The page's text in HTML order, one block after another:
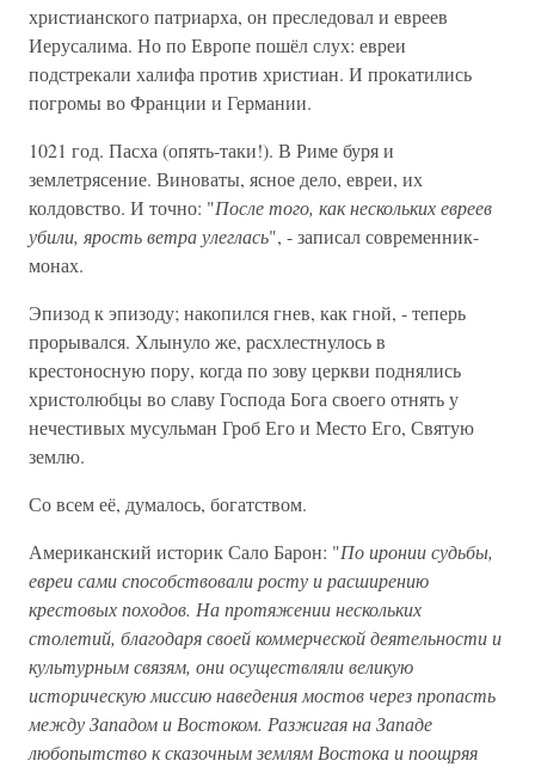
христианского патриарха, он преследовал и евреев
Иерусалима. Но по Европе пошёл слух: евреи
подстрекали халифа против христиан. И прокатились
погромы во Франции и Германии.
1021 год. Пасха (опять-таки!). В Риме буря и
землетрясение. Виноваты, ясное дело, евреи, их
колдовство. И точно: "После того, как нескольких евреев
убили, ярость ветра улеглась", - записал современник-
монах.
Эпизод к эпизоду; накопился гнев, как гной, - теперь
прорывался. Хлынуло же, расхлестнулось в
крестоносную пору, когда по зову церкви поднялись
христолюбцы во славу Господа Бога своего отнять у
нечестивых мусульман Гроб Его и Место Его, Святую
землю.
Со всем её, думалось, богатством.
Американский историк Сало Барон: "По иронии судьбы,
евреи сами способствовали росту и расширению
крестовых походов. На протяжении нескольких
столетий, благодаря своей коммерческой деятельности и
культурным связям, они осуществляли великую
историческую миссию наведения мостов через пропасть
между Западом и Востоком. Разжигая на Западе
любопытство к сказочным землям Востока и поощряя